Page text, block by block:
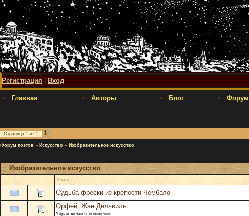
Регистрация Вход
Главная Авторы Блог Форум
Страница 1 из 1 1
Форум поэтов » Искусство » Изобразительное искусство
Изобразительное искусство
Тема
Судьба фрески из крепости Чембало
Орфей. Жан Дельвиль
Управляемое сновидение.